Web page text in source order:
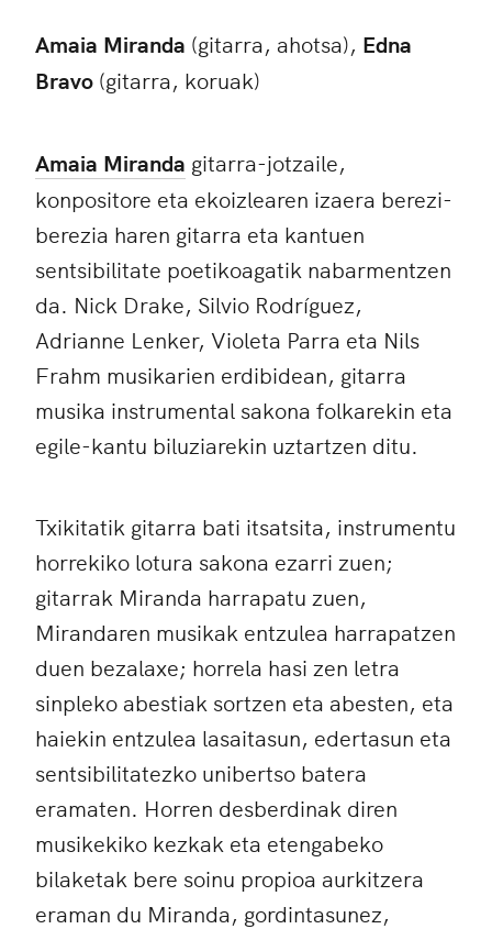
Amaia Miranda (gitarra, ahotsa), Edna
Bravo (gitarra, koruak)
Amaia Miranda gitarra-jotzaile,
konpositore eta ekoizlearen izaera berezi-
berezia haren gitarra eta kantuen
sentsibilitate poetikoagatik nabarmentzen
da. Nick Drake, Silvio Rodríguez,
Adrianne Lenker, Violeta Parra eta Nils
Frahm musikarien erdibidean, gitarra
musika instrumental sakona folkarekin eta
egile-kantu biluziarekin uztartzen ditu.
Txikitatik gitarra bati itsatsita, instrumentu
horrekiko lotura sakona ezarri zuen;
gitarrak Miranda harrapatu zuen,
Mirandaren musikak entzulea harrapatzen
duen bezalaxe; horrela hasi zen letra
sinpleko abestiak sortzen eta abesten, eta
haiekin entzulea lasaitasun, edertasun eta
sentsibilitatezko unibertso batera
eramaten. Horren desberdinak diren
musikekiko kezkak eta etengabeko
bilaketak bere soinu propioa aurkitzera
eraman du Miranda, gordintasunez,